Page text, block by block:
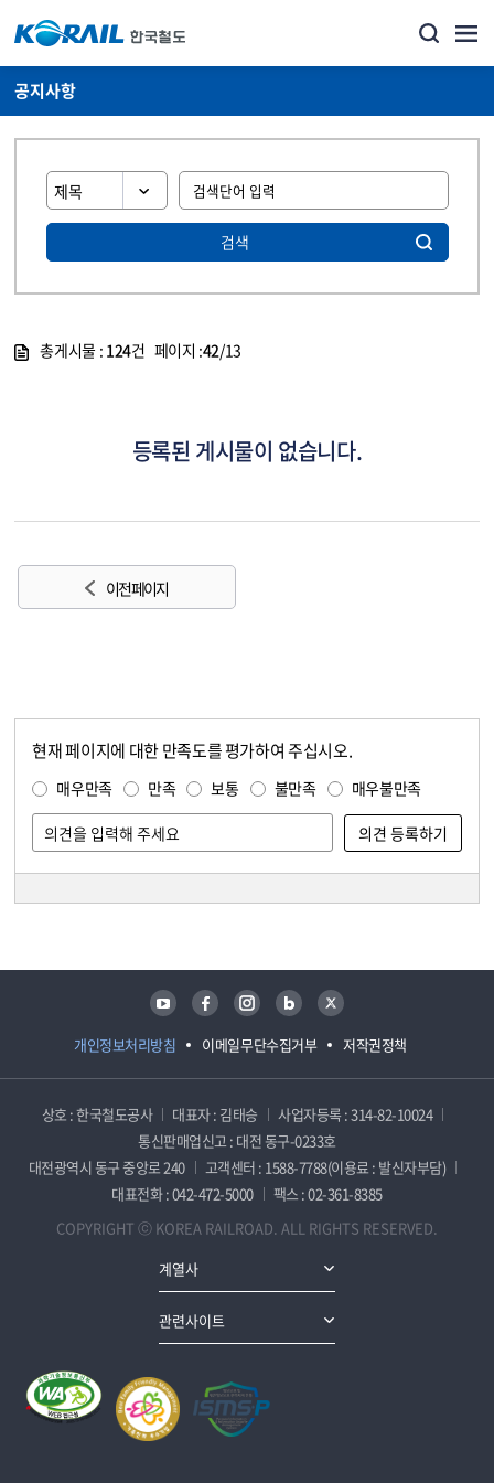
공지사항
검색
총게시물 : 124건 페이지 :42/13
등록된 게시물이 없습니다.
이전 페이지
현재 페이지에 대한 만족도를 평가하여 주십시오.
매우만족 만족 보통 불만족 매우불만족
개인정보처리방침 이메일무단수집거부 저작권정책
유튜브 페이스북 인스타그램 블로그 트위터
상호 : 한국철도공사 대표자 : 김태승
사업자등록 : 314-82-10024
통신판매업신고 : 대전 동구-0233호
대전광역시 동구 중앙로 240
고객센터 : 1588-7788(이용료 : 발신자부담)
대표전화 : 042-472-5000
팩스 : 02-361-8385
COPYRIGHT ⓒ KOREA RAILROAD. ALL RIGHTS RESERVED.
계열사
관련사이트